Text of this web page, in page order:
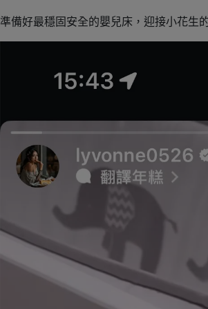
準備好最穩固安全的嬰兒床，迎接小花生